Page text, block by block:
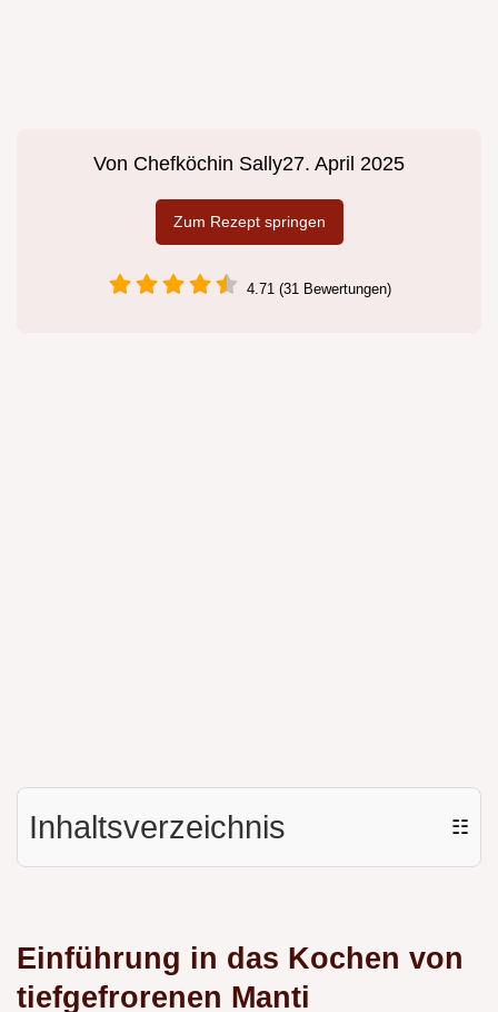
Von Chefköchin Sally27. April 2025
Zum Rezept springen
4.71 (31 Bewertungen)
Inhaltsverzeichnis ☷
Einführung in das Kochen von
tiefgefrorenen Manti